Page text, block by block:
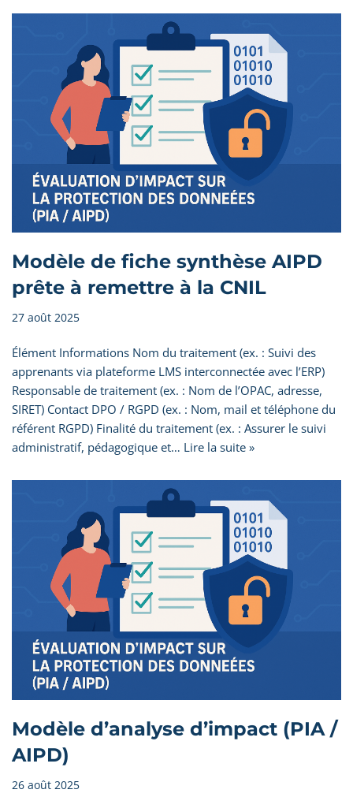
Modèle de fiche synthèse AIPD
prête à remettre à la CNIL
27 août 2025
Élément Informations Nom du traitement (ex. : Suivi des
apprenants via plateforme LMS interconnectée avec l’ERP)
Responsable de traitement (ex. : Nom de l’OPAC, adresse,
SIRET) Contact DPO / RGPD (ex. : Nom, mail et téléphone du
référent RGPD) Finalité du traitement (ex. : Assurer le suivi
administratif, pédagogique et… Lire la suite »
Modèle d’analyse d’impact (PIA /
AIPD)
26 août 2025